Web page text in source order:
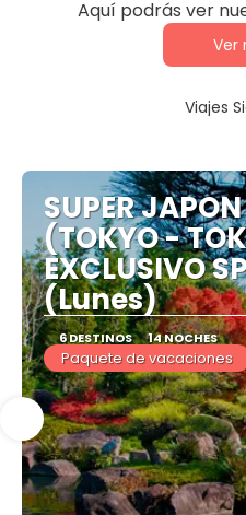
Aquí podrás ver
Ver
Viajes
SUPER
(TOKYO -
EXCLUSIVO
(Lunes)
6 DESTINOS 14 NOCHES
Paquete de vacaciones